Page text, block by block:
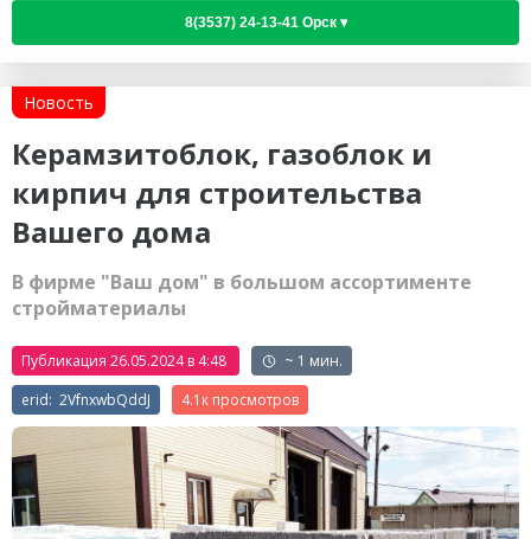
Новость
Керамзитоблок, газоблок и
кирпич для строительства
Вашего дома
В фирме "Ваш дом" в большом ассортименте
стройматериалы
Публикация 26.05.2024 в 4:48
~ 1 мин.
erid: 2VfnxwbQddJ
4.1к